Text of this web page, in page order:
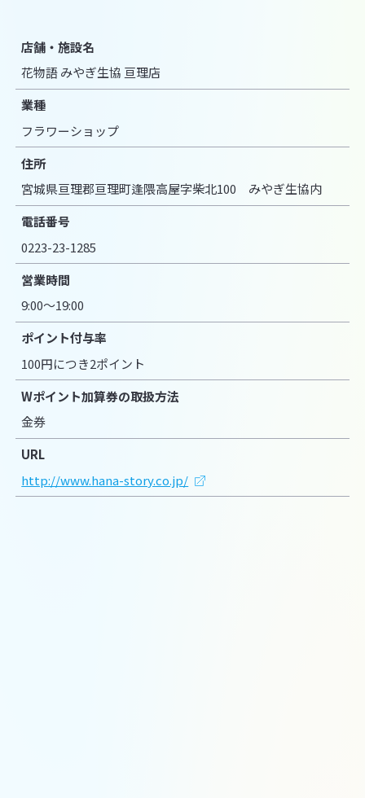
店舗・施設名
花物語 みやぎ生協 亘理店
業種
フラワーショップ
住所
宮城県亘理郡亘理町逢隈高屋字柴北100 みやぎ生協内
電話番号
0223-23-1285
営業時間
9:00～19:00
ポイント付与率
100円につき2ポイント
Wポイント加算券の取扱方法
金券
URL
http://www.hana-story.co.jp/